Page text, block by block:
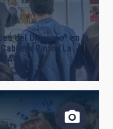
del Universo” en la
Pinto (La
IAC.